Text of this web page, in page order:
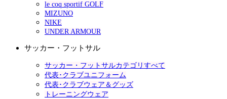
le coq sportif GOLF
MIZUNO
NIKE
UNDER ARMOUR
サッカー・フットサル
サッカー・フットサルカテゴリすべて
代表･クラブユニフォーム
代表･クラブウェア＆グッズ
トレーニングウェア